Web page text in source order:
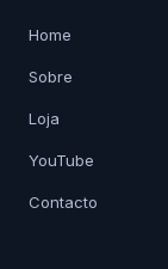
Home
Sobre
Loja
YouTube
Contacto